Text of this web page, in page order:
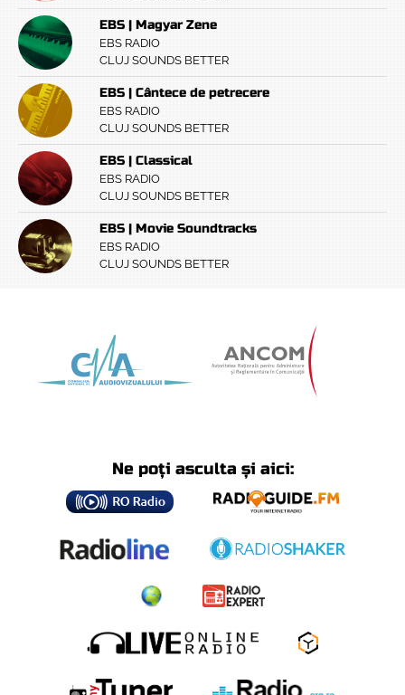
EBS | Magyar Zene
EBS RADIO
CLUJ SOUNDS BETTER
EBS | Cântece de petrecere
EBS RADIO
CLUJ SOUNDS BETTER
EBS | Classical
EBS RADIO
CLUJ SOUNDS BETTER
EBS | Movie Soundtracks
EBS RADIO
CLUJ SOUNDS BETTER
Ne poți asculta și aici: